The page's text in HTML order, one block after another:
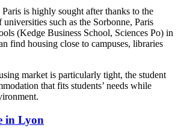
is highly sought after thanks to the
universities such as the Sorbonne, Paris
(Kedge Business School, Sciences Po) in
find housing close to campuses, libraries
market is particularly tight, the student
that fits students’ needs while
in Lyon